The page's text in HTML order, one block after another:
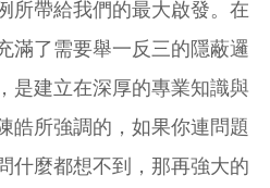
所帶給我們的最大啟發。在
滿了需要舉一反三的隱蔽邏
是建立在深厚的專業知識與
皓所強調的，如果你連問題
什麼都想不到，那再強大的